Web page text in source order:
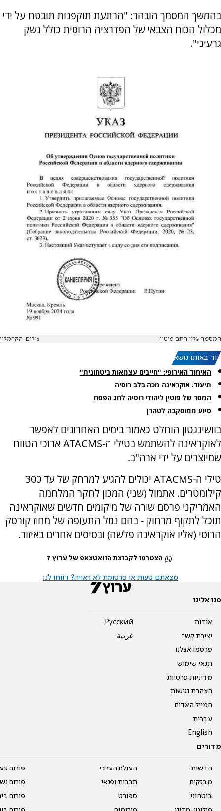
בהמשך המסמך הובהר: "הרתעת תוקפנות תובטח על ידי
מכלול הכוח הצבאי של הפדרציה הרוסית כולל נשק
גרעיני".
המסמך עליו חתם פוטין צילום: הקרמלין
עוד באותו נושא:
האיחוד האירופי: "חייבים עצמאות ביטחונית"
תיעוד: אוקראינה מכה בלב רוסיה
המסר של פוטין ליהודי רוסיה לחג הפסח
סיוע ממוסקבה לטהרן
בוושינגטון הוחלט כאמור בימים האחרונים לאפשר
לאוקראינה להשתמש בטילי ה-ATACMS ארוכי הטווח
שמיוצרים על ידי ארה"ב.
טילי ה-ATACMS יכולים להגיע למרחק של עד 300
קילומטרים. אתמול (שני) המכון לחקר המלחמה
האמריקני פרסם שורה של מיקומים חדשים שאוקראינה
תוכל לתקוף מרחוק - בהם נמל התעופה של מחוז קורסק
הרוסי (אליו אוקראינה פלשה) ובסיסים אחרים באיזור.
הצטרפו לקבוצת הוואטצאפ של ערוץ 7
מצאתם טעות או פרסומת לא ראויה? דווחו לנו
פנו אלינו
אודות
יצירת קשר
פרסמו אצלנו
תנאי שימוש
מדיניות פרטיות
הצהרת נגישות
המייל האדום
עברית
English
Pусский
عربية
מדורים
חדשות
מבזקים
ביטחוני
העולם הערבי
תרבות ופנאי
ספורט
פורום
פורום
פורום